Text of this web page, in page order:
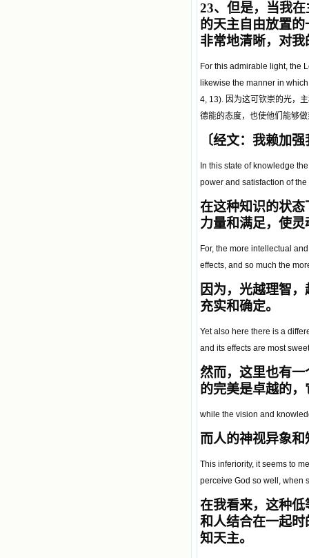
23、但是，当我
的天主自由放置
非常地清晰，对
For this admirable light, the
likewise the manner in
4, 13). 因为这可钦崇的光，
德能的态度，也使他们能够
〔经文：我赖加
In this state of knowledge
power and satisfaction of
在这种知识的状
力量和满足，使
For, the more intellectual
effects, and so much the
因为，光越理智
充实和确定。
Yet also here there is a
and its effects are most
然而，这里也有
的完美是卓越的
while the vision and
而人的神视异象
This inferiority, it seems to
perceive God so well, when
在我看来，这种
和人结合在一起
知天主。